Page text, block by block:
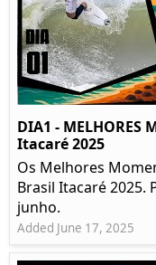
DIA1 - MELHORES
Itacaré 2025
Os Melhores
Brasil Itacaré 2025.
junho.
Added June 17, 2025